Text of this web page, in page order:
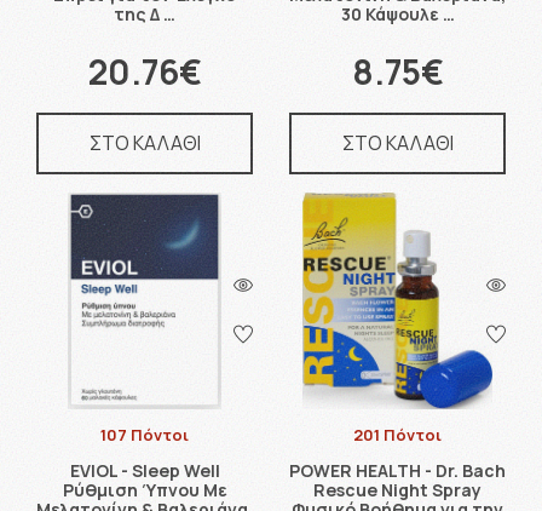
της Δ …
20.76€
ΣΤΟ ΚΑΛΑΘΙ
30 Κάψουλε …
8.75€
ΣΤΟ ΚΑΛΑΘΙ
107 Πόντοι
EVIOL - Sleep Well
Ρύθμιση Ύπνου Με
201 Πόντοι
POWER HEALTH - Dr. Bach
Rescue Night Spray